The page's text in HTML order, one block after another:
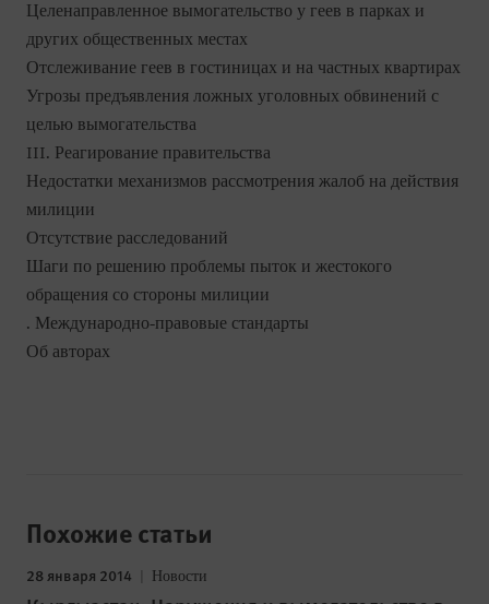
Целенаправленное вымогательство у геев в парках и
других общественных местах
Отслеживание геев в гостиницах и на частных квартирах
Угрозы предъявления ложных уголовных обвинений с
целью вымогательства
III. Реагирование правительства
Недостатки механизмов рассмотрения жалоб на действия
милиции
Отсутствие расследований
Шаги по решению проблемы пыток и жестокого
обращения со стороны милиции
. Международно-правовые стандарты
Об авторах
Похожие статьи
28 января 2014 Новости